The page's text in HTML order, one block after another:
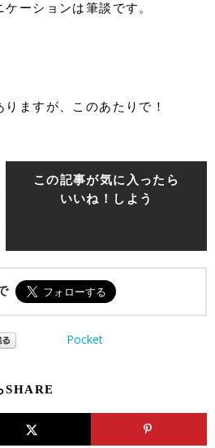
ーションは筆談です。
ますが、このあたりで！
この記事が気に入ったら
いいね！しよう
Pocket
SHARE